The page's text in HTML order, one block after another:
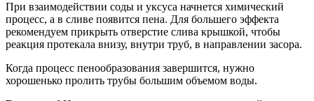
При взаимодействии соды и уксуса начнется химический
процесс, а в сливе появится пена. Для большего эффекта
рекомендуем прикрыть отверстие слива крышкой, чтобы
реакция протекала внизу, внутри труб, в направлении засора.
Когда процесс пенообразования завершится, нужно
хорошенько пролить трубы большим объемом воды.